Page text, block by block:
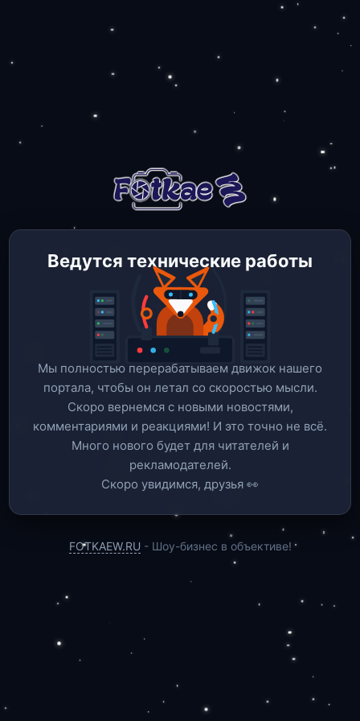
Ведутся технические работы
Мы полностью перерабатываем движок нашего
портала, чтобы он летал со скоростью мысли.
Скоро вернемся c новыми новостями,
комментариями и реакциями! И это точно не всё.
Много нового будет для читателей и
рекламодателей.
Скоро увидимся, друзья 👀
FOTKAEW.RU - Шоу-бизнес в объективе!